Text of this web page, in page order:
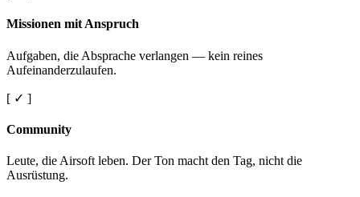
Missionen mit Anspruch
Aufgaben, die Absprache verlangen — kein reines
Aufeinanderzulaufen.
[ ✓ ]
Community
Leute, die Airsoft leben. Der Ton macht den Tag, nicht die
Ausrüstung.